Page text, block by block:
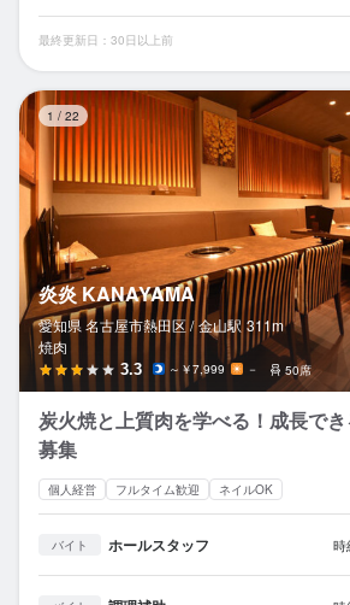
最終更新日：30日以上前
1 / 22
炎炎 KANAYAMA
愛知県 名古屋市熱田区 / 金山駅 311m
焼肉
3.3 ～￥7,999 － 50席
炭火焼と上質肉を学べる！成長で
募集
個人経営 フルタイム歓迎 ネイルOK
バイト ホールスタッフ 時